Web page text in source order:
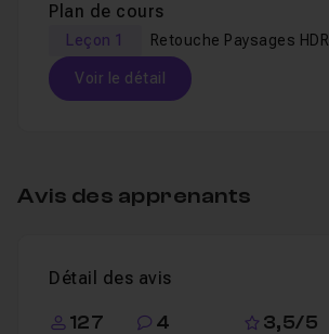
Plan de cours
Leçon 1 Retouche Paysages HDR
Voir le détail
Avis des apprenants
Détail des avis
127 4 3,5/5